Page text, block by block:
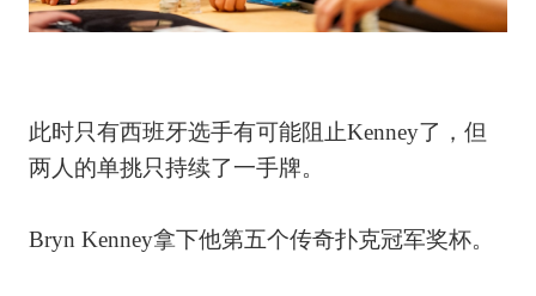
此时只有西班牙选手有可能阻止Kenney了，但
两人的单挑只持续了一手牌。
Bryn Kenney拿下他第五个传奇扑克冠军奖杯。